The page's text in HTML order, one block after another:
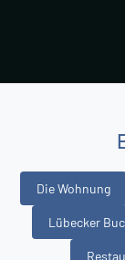
Die Wohnung
Lübecker